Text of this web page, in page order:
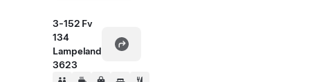
3-152 Fv
134
Lampeland
3623